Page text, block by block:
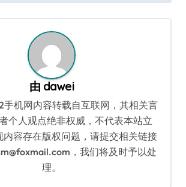
由 dawei
手机网内容转载自互联网，其相关言
个人观点绝非权威，不代表本站立
内容存在版权问题，请提交相关链接
，我们将及时予以处
理。